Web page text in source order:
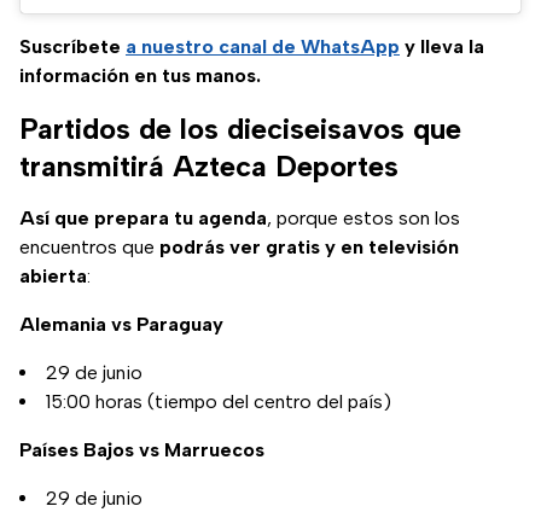
Suscríbete a nuestro canal de WhatsApp y lleva la
información en tus manos.
Partidos de los dieciseisavos que
transmitirá Azteca Deportes
Así que prepara tu agenda, porque estos son los
encuentros que podrás ver gratis y en televisión
abierta:
Alemania vs Paraguay
29 de junio
15:00 horas (tiempo del centro del país)
Países Bajos vs Marruecos
29 de junio